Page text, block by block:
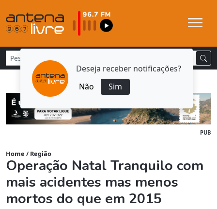
Deseja receber notificações?
Não
Sim
PUB
Home / Região
Operação Natal Tranquilo com
mais acidentes mas menos
mortos do que em 2015